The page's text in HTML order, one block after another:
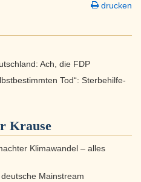
drucken
Ach, die FDP
Tod“: Sterbehilfe-
Krause
Klimawandel – alles
Mainstream